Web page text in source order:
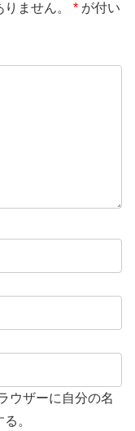
ません。 * が付い
ウザーに自分の名
。